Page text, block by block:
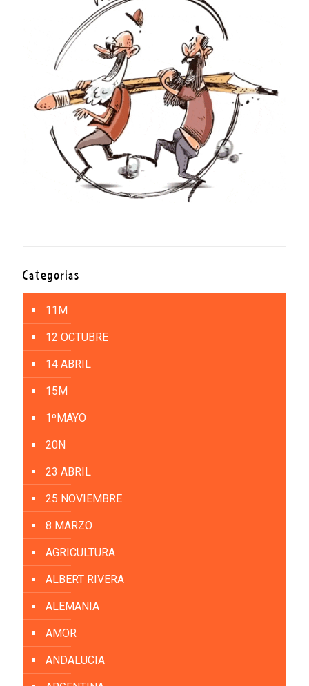
Categorías
11M
12 OCTUBRE
14 ABRIL
15M
1ºMAYO
20N
23 ABRIL
25 NOVIEMBRE
8 MARZO
AGRICULTURA
ALBERT RIVERA
ALEMANIA
AMOR
ANDALUCIA